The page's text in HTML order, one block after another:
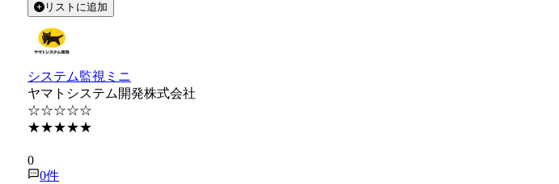
リストに追加
システム監視ミニ
ヤマトシステム開発株式会社
☆☆☆☆☆
★★★★★
0
0件